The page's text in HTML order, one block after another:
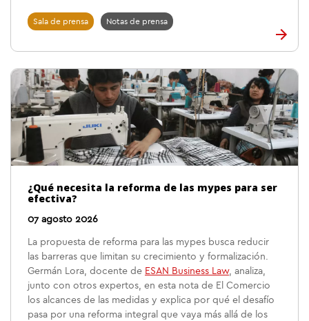
Sala de prensa Notas de prensa
¿Qué necesita la reforma de las mypes para ser
efectiva?
07 agosto 2026
La propuesta de reforma para las mypes busca reducir
las barreras que limitan su crecimiento y formalización.
Germán Lora, docente de ESAN Business Law, analiza,
junto con otros expertos, en esta nota de El Comercio
los alcances de las medidas y explica por qué el desafío
pasa por una reforma integral que vaya más allá de los